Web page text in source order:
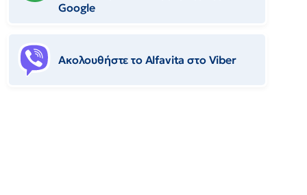
Google
Ακολουθήστε το Αlfavita στο Viber